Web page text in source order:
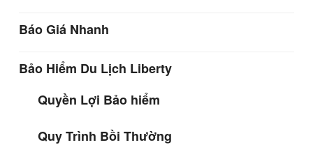
Báo Giá Nhanh
Bảo Hiểm Du Lịch Liberty
Quyền Lợi Bảo hiểm
Quy Trình Bồi Thường